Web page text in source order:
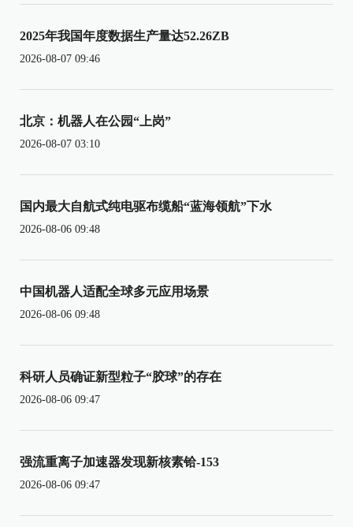
2025年我国年度数据生产量达52.26ZB
2026-08-07 09:46
北京：机器人在公园“上岗”
2026-08-07 03:10
国内最大自航式纯电驱布缆船“蓝海领航”下水
2026-08-06 09:48
中国机器人适配全球多元应用场景
2026-08-06 09:48
科研人员确证新型粒子“胶球”的存在
2026-08-06 09:47
强流重离子加速器发现新核素铪-153
2026-08-06 09:47